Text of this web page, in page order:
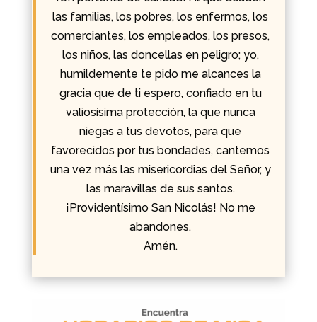
las familias, los pobres, los enfermos, los
comerciantes, los empleados, los presos,
los niños, las doncellas en peligro; yo,
humildemente te pido me alcances la
gracia que de ti espero, confiado en tu
valiosísima protección, la que nunca
niegas a tus devotos, para que
favorecidos por tus bondades, cantemos
una vez más las misericordias del Señor, y
las maravillas de sus santos.
¡Providentísimo San Nicolás! No me
abandones.
Amén.